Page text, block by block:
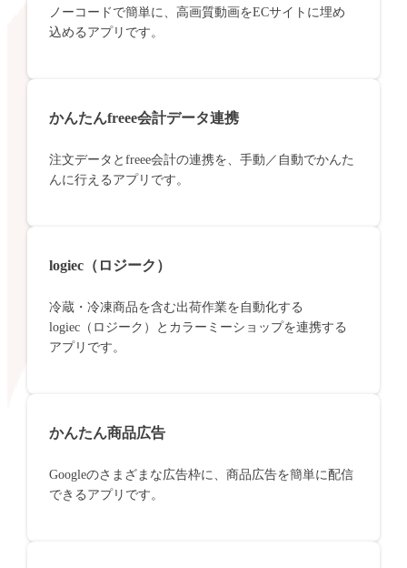
ノーコードで簡単に、高画質動画をECサイトに埋め
込めるアプリです。
かんたんfreee会計データ連携
注文データとfreee会計の連携を、手動／自動でかんた
んに行えるアプリです。
logiec（ロジーク）
冷蔵・冷凍商品を含む出荷作業を自動化する
logiec（ロジーク）とカラーミーショップを連携する
アプリです。
かんたん商品広告
Googleのさまざまな広告枠に、商品広告を簡単に配信
できるアプリです。